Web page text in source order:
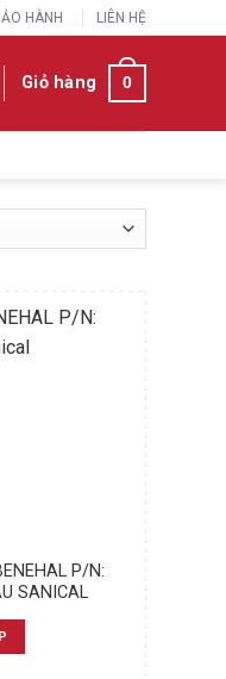
HÀNH LIÊN HỆ
Giỏ hàng 0
P/N:
SANICAL